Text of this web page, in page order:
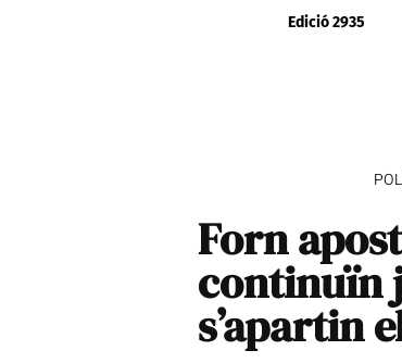
Edició 2935
Forn
continuïn
s’apartin